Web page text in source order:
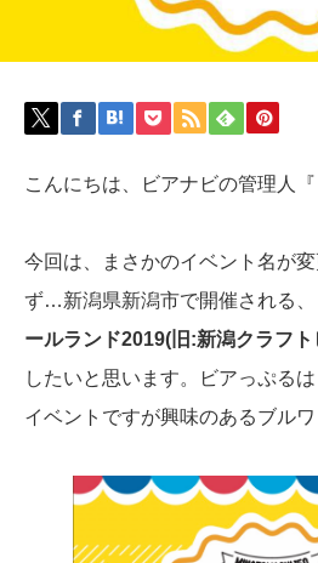
こんにちは、ビアナビの管理人『
今回は、まさかのイベント名が
ず…新潟県新潟市で開催される、
ールランド2019(旧:新潟クラフ
したいと思います。ビアっぷる
イベントですが興味のあるブル